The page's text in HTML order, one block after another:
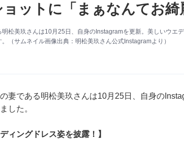
ットに「まぁなんてお綺
松美玖さんは10月25日、自身のInstagramを更新。美しいウエ
（サムネイル画像出典：明松美玖さん公式Instagramより）
妻である明松美玖さんは10月25日、自身の
した。
ィングドレス姿を披露！】